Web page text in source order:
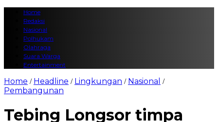
Home
Redaksi
Nasional
Polhukam
Olahraga
Suara Warga
Entertainment
Home / Headline / Lingkungan / Nasional /
Pembangunan
Tebing Longsor timpa